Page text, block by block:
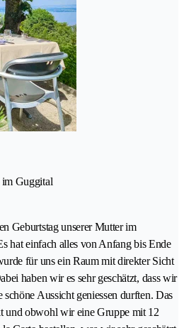
im Guggital
Geburtstag unserer Mutter im
hat einfach alles von Anfang bis Ende
für uns ein Raum mit direkter Sicht
haben wir es sehr geschätzt, dass wir
Aussicht geniessen durften. Das
und obwohl wir eine Gruppe mit 12